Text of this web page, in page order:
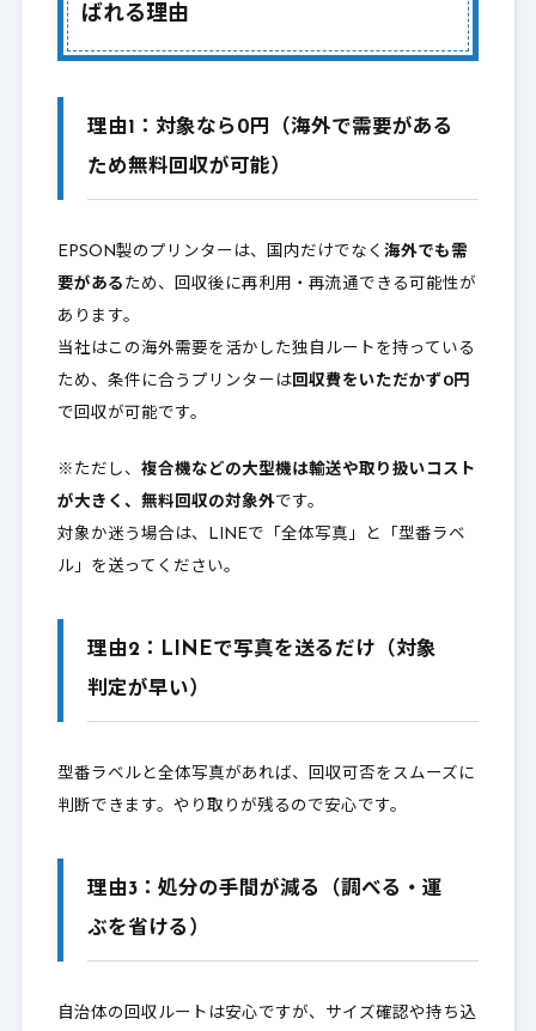
ばれる理由
理由1：対象なら0円（海外で需要がある
ため無料回収が可能）
EPSON製のプリンターは、国内だけでなく 海外でも需
要がある ため、回収後に再利用・再流通できる可能性が
あります。
当社はこの海外需要を活かした独自ルートを持っている
ため、条件に合うプリンターは回収費をいただかず0円
で回収が可能です。
※ただし、 複合機などの大型機は輸送や取り扱いコスト
が大きく、無料回収の対象外です。
対象か迷う場合は、LINEで「全体写真」と「型番ラベ
ル」を送ってください。
理由2：LINEで写真を送るだけ（対象
判定が早い）
型番ラベルと全体写真があれば、回収可否をスムーズに
判断できます。やり取りが残るので安心です。
理由3：処分の手間が減る（調べる・運
ぶを省ける）
自治体の回収ルートは安心ですが、サイズ確認や持ち込